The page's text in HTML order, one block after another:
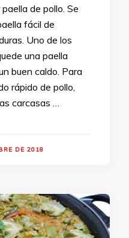
de pollo. Se
fácil de
Uno de los
una paella
buen caldo. Para
rápido de pollo,
carcasas …
DE 2018